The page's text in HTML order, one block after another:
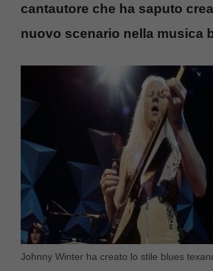
cantautore che ha saputo
nuovo scenario nella musica
Johnny Winter ha creato lo stile blues